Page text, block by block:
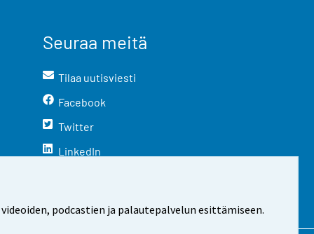
podcastien ja palautepalvelun esittämiseen.
Seuraa meitä
Tilaa uutisviesti
Facebook
Twitter
LinkedIn